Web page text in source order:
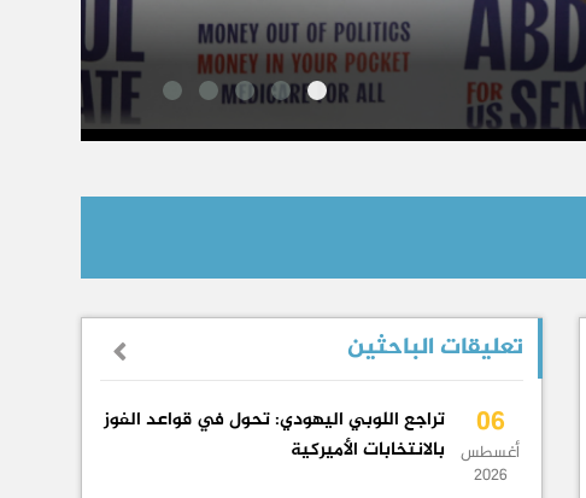
تعليقات الباحثين
06
أغسطس
2026
تراجع اللوبي اليهودي: تحول في قواعد الفوز
بالانتخابات الأميركية